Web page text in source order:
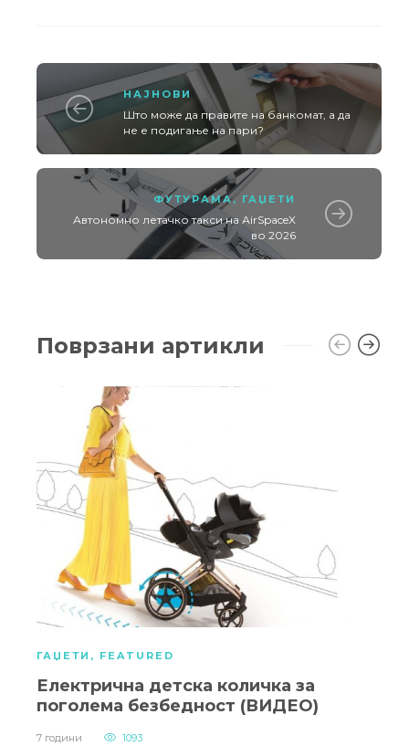
НАЈНОВИ
Што може да правите на банкомат, а да
не е подигање на пари?
ФУТУРАМА, ГАЏЕТИ
Автономно летачко такси на АirSpaceX
во 2026
Поврзани артикли
ГАЏЕТИ , FEATURED
Електрична детска количка за
поголема безбедност (ВИДЕО)
7 години 1093